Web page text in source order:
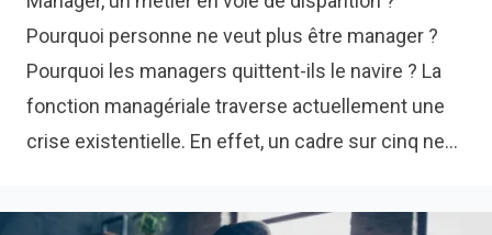
Pourquoi personne ne veut plus être manager ? Pourquoi les managers quittent-ils le navire ? La fonction managériale traverse actuellement une crise existentielle. En effet, un cadre sur cinq ne souhaite plus exercer de fonction d'encadrement, et ce chiffre monte à 70% chez les salariés qui ne veulent jamais devenir manager. Ces tendances sont encore plus prononcées chez la nouvelle génération, la fameuse Gen Z. Vous pourriez penser que vos offres d'emploi, parsemées de mots tels que "leadership", "coordination", "encadrement", ou de phrases comme "vous recruterez votre propre équipe", attirent davantage de talents. Mais en réalité, ce n'est pas si sûr. 👍 Pour ma génération, arrivée sur le marché du travail au début des années 2000, le management était perçu comme un objectif, un Graal, un accomplissement. Cependant, les vocations managériales se font de plus en plus rares. Pourquoi une telle indifférence, une telle désaffection pour le management d’équipe ? Comment l’imaginaire représentatif des jeunes cadres a-t-il pu en arriver là ? Et surtout, comment (re)donner envie pour les rôles d’encadrement en entreprise ? Quatre raisons pour lesquelles devenir manager ne fait plus autant rêver qu’avant 1. Une surcharge de travail et le poids des responsabilités Le rôle de manager est de plus en plus perçu comme stressant, principalement en raison de l'accélération du changement dans le contexte économique. Nous évoluons désormais dans un environnement VICA (Volatile, Incertain, Complexe et Ambigu), ce qui peut susciter des inquiétudes légitimes. → Concrètement, la pertinence des décisions stratégiques prises par un manager aujourd'hui n'est plus garantie. Les données et les situations peuvent évoluer rapidement, comme nous l'avons vu avec la crise du Covid et l'introduction de l'IA dans le monde professionnel. La gestion des équipes exige également des compétences en communication et en gestion des conflits, ce qui peut être source de stress pour ceux qui ne se sentent pas à l'aise dans ces domaines. 😥 L'ensemble de ces facteurs peut amener certains salariés à renoncer à des postes de management au profit de rôles moins exposés et moins contraignants, en attendant des jours meilleur s. 2 - L'autonomie des collaborateurs Les pratiques de travail évoluent vers des modèles moins hiérarchiques, où la décision n'est plus uniquement entre les mains des responsables, mais partagée de manière horizontale et transversale. On parle de désilotage des départements au sein d’une entreprise, d’équipes pluridisciplinaires. → Aux avants postes de cette mutation profonde, les équipes de développement informatique qui utilisent des méthodologies de type “agile”, et pour lesquelles les managers sont devenus des Scrum Masters, c’est-à-dire des facilitateurs plutôt que des donneurs d’ordre. Cette approche offre aux collaborateurs une plus grande liberté, sans la contrainte de devoir superviser les autres. Cette autonomie accrue leur permet de prendre des décisions plus facilement. Cependant, cette liberté peut parfois être un obstacle à leur engagement et à leur motivation, car elle peut entraîner une certaine distance et un sentiment de perte de lien avec l'équipe et l'entreprise. “Le télétravail a entamé la notion d’appartenance à l’entreprise, et poussé vers l’individualisme”, François Dupuy, sociologue du travail. 3 - La remise en question de l'image du métier de manager et de son prestige Traditionnellement perçu comme prestigieux, le rôle de manager est également associé à des responsabilités et un niveau de stress élevé. Cependant, les attentes vis-à-vis du travail ont considérablement évolué. En 2024, tant les collaborateurs que les managers recherchent des postes offrant un meilleur équilibre entre vie professionnelle et personnelle. Ils sont moins enclins à sacrifier leur bien-être et leur qualité de vie pour gravir les échelons hiérarchiques. → Cette transformation des attentes peut expliquer la baisse d'attrait pour les rôles de management. En effet, ces postes ne répondent pas toujours aux nouvelles priorités des travailleurs, axées sur le bien-être, l'équilibre et l'épanouissement au travail. Cette évolution de la perception du métier de manager reflète une prise de conscience plus générale de l'importance de la santé mentale et du bien-être dans l'environnement professionnel. 4 - La fidélisation par le management au sein des entreprises Le concept de carrière ne se limite plus à l'évolution dans la hiérarchie ou au maintien dans le même domaine d'activité. Brandir la carotte du management d'équipe est moins efficace qu'auparavant. Avec moins de carrières linéaires, les parcours professionnels suivent des chemins plus variés, influencés par des facteurs tels qu'internet et l'entrepreneuriat. Cette tendance s'est accentuée pendant la crise sanitaire, où de nombreux collaborateurs et managers ont décidé de changer de voie pour trouver une meilleure adéquation entre leurs valeurs personnelles et leur travail. → De nombreuses personnes recherchent désormais plus de sens dans leur travail, ce qui les amène à envisager des reconversions professionnelles. Certaines préfèrent même se mettre à leur compte plutôt que de gérer une équipe. 5 - L’attente de reconnaissance non satisfaite Durant la période du Covid-19, les managers ont consenti à des efforts considérables pour adapter le mode de travail, tant le leur que celui de leur équipe, au travail à distance. Malgré ces investissements, nombre d'entre eux ont le sentiment de ne pas être suffisamment reconnus pour leurs contributions. En effet, la gestion du travail à distance s'est ajoutée à leurs responsabilités existantes, générant ainsi une charge de travail accrue et de nouveaux défis à surmonter. → Cette situation peut engendrer chez les managers un sentiment d'injustice et de démotivation, les amenant à exprimer un besoin accru de reconnaissance et de soutien dans leurs efforts. Il faut “associer les managers aux réflexions stratégiques, plutôt que de les cantonner à un rôle de passe-plat. Il s’agit aussi de redonner à leur fonction ses lettres de noblesse, et d’en faire des acteurs de la transformation de l’entreprise” Camille Clausier, consultante RH. 7 idées pour redonner l’envie d’avoir envie de manager en entreprise Le management est un pilier essentiel du succès d'une entreprise. Attirer et fidéliser des talents à ce poste est donc un enjeu crucial. Mais comment donner envie aux salariés de franchir le pas et d'endosser ce rôle aux multiples responsabilités ? Identifiez les signes précurseurs chez vos managers → Soyez attentifs aux signes physiques, psychologiques et émotionnels d'épuisement chez vos managers avant que la situation ne devienne critique. Offrez un soutien opérationnel à vos managers → Rien de plus bénéfique que des collègues qui comprennent le contexte pour soutenir d'autres managers. Établissez donc une communauté managériale solide au sein de l’entreprise pour favoriser le lien social et éviter le sentiment d'isolement. En effet, eux aussi peuvent ressentir cette sensation d'être seuls. « Des entreprises généralisent aussi le Codev (codéveloppement professionnel), un outil de résolution des problèmes basé sur l’intelligence collective. Un manager peut l’activer à tout moment, quand il en a besoin, face à une situation complexe, en interrogeant un collègue » André Turba - Directeur Général Oresys Formation et développement → Devenir manager ne s'improvise pas, cela s’apprend. Il est essentiel de proposer aux candidats un accompagnement personnalisé pour les préparer à ce nouveau rôle. Cela peut prendre la forme de formations en management et leadership, de programmes de mentorat, de coaching individuel ou de mise en situation progressive. L'objectif est de leur donner les outils et les compétences nécessaires pour réussir dans leur nouvelle fonction. Comprendre les motivations individuelles → Tout le monde n’a pas envie d’être calife à la place du calife. Certains recherchent de nouveaux défis et une évolution de carrière, tandis que d'autres aspirent à développer une expertise ou à avoir un impact plus important au sein de leur équipe. Il est important de cerner les aspirations individuelles pour proposer des trajectoires professionnelles cohérentes. Flexibilité et équilibre vie professionnelle-vie personnelle → Flexibilité et équilibre vie professionnelle-vie personnelle → Proposez des organisations de travail flexibles qui permettent aux managers de concilier plus facilement leur vie professionnelle et personnelle. Cela peut inclure du télétravail, des horaires flexibles ou des congés payés supplémentaires. Veillez à ce qu’ils maintiennent un équilibre entre vie professionnelle et vie personnelle en les aidant aussi à exercer leur droit à la déconnexion Communiquer sur les opportunités de carrière pour susciter les vocations plutôt que de les imposer → Il est important de communiquer clairement sur les opportunités de carrière offertes aux managers au sein de l'entreprise. Cela peut se faire par le partage d'expériences de managers, la présentation des différents parcours possibles et la mise en avant des perspectives d'évolution. En informant les salariés sur les possibilités qui s'offrent à eux, l'entreprise suscite leur intérêt et les encourage à envisager une carrière managériale. Proposer de tester la fonction de manager ? → Proposer des périodes d'essai pour le rôle de manager peut être une solution efficace pour attirer de nouveaux talents et motiver les collaborateurs actuels. Cette approche permet aux employés de découvrir les responsabilités et les défis du management, tout en offrant à l'entreprise la possibilité d'évaluer leurs compétences et leur potentiel. Cela peut également contribuer à réduire le sentiment de risque et d'engagement à long terme associé au passage à un poste de management. Vous souhaitez prendre une longueur d'avance sur vos concurrents et optimiser votre processus de recrutement ? Betuned vous accompagne avec : 